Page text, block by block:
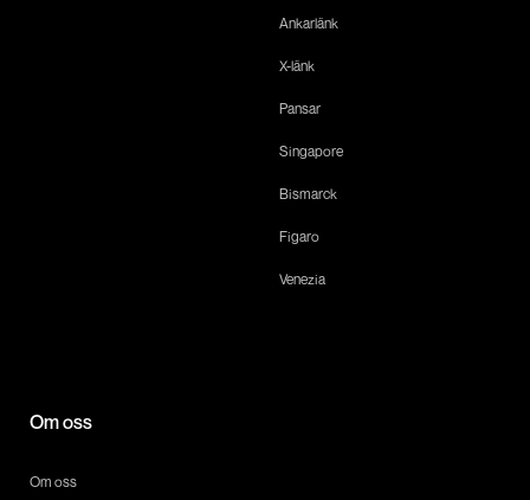
Ankarlänk
X-länk
Pansar
Singapore
Bismarck
Figaro
Venezia
Om oss
Om oss